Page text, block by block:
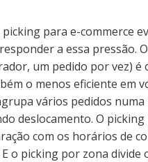
para e-commerce
a essa pressão.
um pedido por vez) é
o menos eficiente em
vários pedidos numa
deslocamento. O
com os horários de
o picking por zona divide